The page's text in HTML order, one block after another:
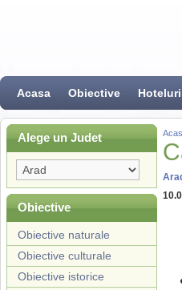
Acasa Obiective Hoteluri
Alege un Judet
Obiective
Obiective naturale
Obiective culturale
Obiective istorice
10.0